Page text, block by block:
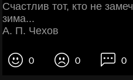
Счастлив тот, кто не
зима...
А. П. Чехов
0 0 0